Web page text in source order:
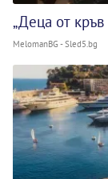
„Деца от
MelomanBG - Sled5.bg